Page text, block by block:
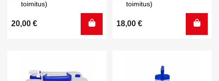
toimitus)
20,00 €
toimitus)
18,00 €